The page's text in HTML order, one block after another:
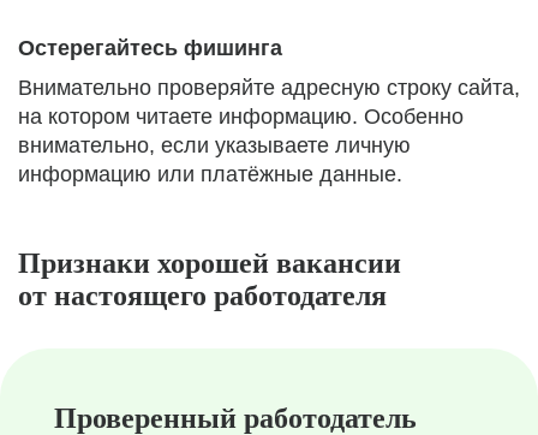
Остерегайтесь фишинга
Внимательно проверяйте адресную строку сайта,
на котором читаете информацию. Особенно
внимательно, если указываете личную
информацию или платёжные данные.
Признаки хорошей вакансии
от настоящего работодателя
Проверенный работодатель